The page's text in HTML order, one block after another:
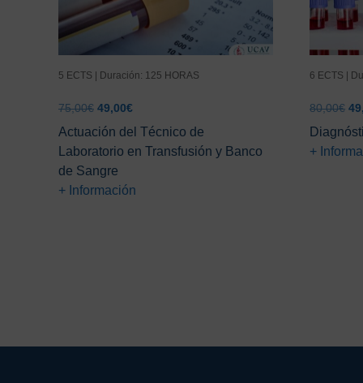
5 ECTS | Duración: 125 HORAS
75,00€ El
precio
original
era:
75,00€.
49,00€El
precio
actual
es:
Actuación del Técnico de
Laboratorio en Transfusión y Banco
de Sangre
+ Información
6 ECTS |
80,00€ El
+